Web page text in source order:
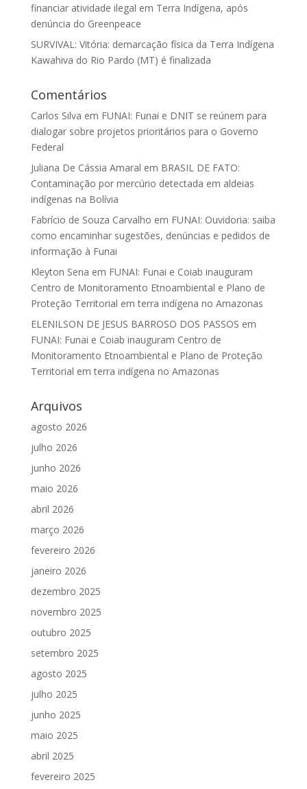
financiar atividade ilegal em Terra Indígena, após
denúncia do Greenpeace
SURVIVAL: Vitória: demarcação física da Terra Indígena
Kawahiva do Rio Pardo (MT) é finalizada
Comentários
Carlos Silva em FUNAI: Funai e DNIT se reúnem para
dialogar sobre projetos prioritários para o Governo
Federal
Juliana De Cássia Amaral em BRASIL DE FATO:
Contaminação por mercúrio detectada em aldeias
indígenas na Bolívia
Fabrício de Souza Carvalho em FUNAI: Ouvidoria: saiba
como encaminhar sugestões, denúncias e pedidos de
informação à Funai
Kleyton Sena em FUNAI: Funai e Coiab inauguram
Centro de Monitoramento Etnoambiental e Plano de
Proteção Territorial em terra indígena no Amazonas
ELENILSON DE JESUS BARROSO DOS PASSOS em
FUNAI: Funai e Coiab inauguram Centro de
Monitoramento Etnoambiental e Plano de Proteção
Territorial em terra indígena no Amazonas
Arquivos
agosto 2026
julho 2026
junho 2026
maio 2026
abril 2026
março 2026
fevereiro 2026
janeiro 2026
dezembro 2025
novembro 2025
outubro 2025
setembro 2025
agosto 2025
julho 2025
junho 2025
maio 2025
abril 2025
fevereiro 2025